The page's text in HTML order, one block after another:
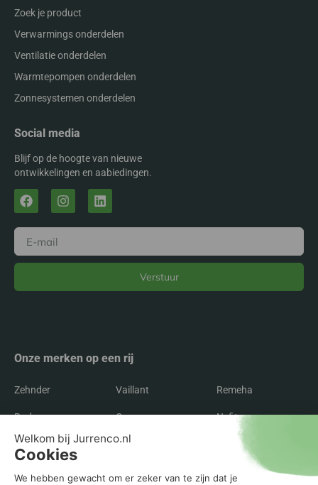
Zoek je product
Verwarmings onderdelen
Ventilatie onderdelen
Warmtepompen onderdelen
Zonnesystemen onderdelen
Social media
Blijf op de hoogte van nieuwe
ontwikkelingen en aabiedingen.
Verstuur
Onze merken op een rij
Zehnder Vaillant Remeha
Radson Orcon Nefit
Itho Daalderop Inventum Intergas